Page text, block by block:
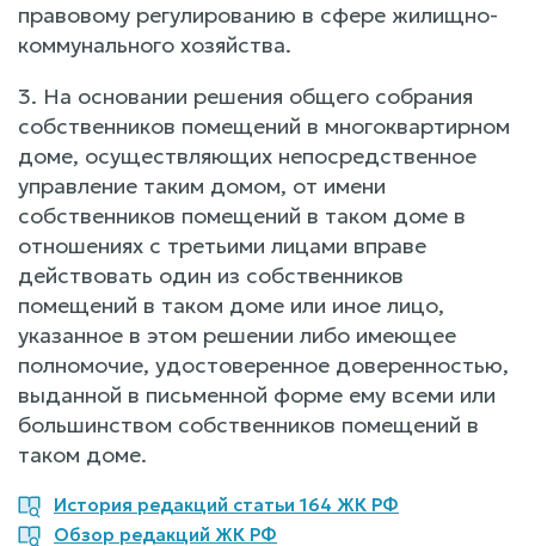
правовому регулированию в сфере жилищно-
коммунального хозяйства.
3. На основании решения общего собрания
собственников помещений в многоквартирном
доме, осуществляющих непосредственное
управление таким домом, от имени
собственников помещений в таком доме в
отношениях с третьими лицами вправе
действовать один из собственников
помещений в таком доме или иное лицо,
указанное в этом решении либо имеющее
полномочие, удостоверенное доверенностью,
выданной в письменной форме ему всеми или
большинством собственников помещений в
таком доме.
История редакций статьи 164 ЖК РФ
Обзор редакций ЖК РФ